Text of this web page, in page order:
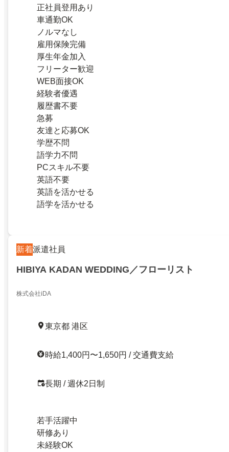
正社員登用あり
車通勤OK
ノルマなし
雇用保険完備
厚生年金加入
フリーター歓迎
WEB面接OK
経験者優遇
履歴書不要
急募
友達と応募OK
学歴不問
語学力不問
PCスキル不要
英語不要
英語を活かせる
語学を活かせる
新着派遣社員
HIBIYA KADAN WEDDING／フローリスト
株式会社iDA
東京都 港区
時給1,400円〜1,650円 / 交通費支給
長期 / 週休2日制
若手活躍中
研修あり
未経験OK